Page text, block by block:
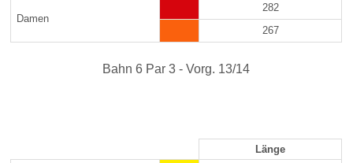
Damen
282
267
Bahn 6 Par 3 - Vorg. 13/14
Länge